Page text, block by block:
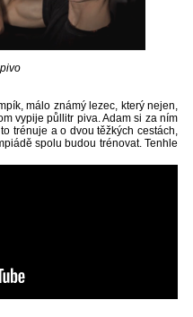
málo známý lezec, který nejen,
vypije půllitr piva. Adam si za ním
trénuje a o dvou těžkých cestách,
spolu budou trénovat. Tenhle